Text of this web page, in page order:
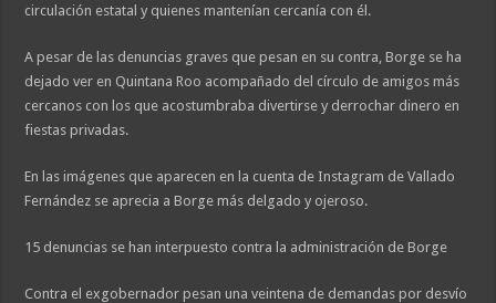
circulación estatal y quienes mantenían cercanía con él.
A pesar de las denuncias graves que pesan en su contra, Borge se ha
dejado ver en Quintana Roo acompañado del círculo de amigos más
cercanos con los que acostumbraba divertirse y derrochar dinero en
fiestas privadas.
En las imágenes que aparecen en la cuenta de Instagram de Vallado
Fernández se aprecia a Borge más delgado y ojeroso.
15 denuncias se han interpuesto contra la administración de Borge
Contra el exgobernador pesan una veintena de demandas por desvío